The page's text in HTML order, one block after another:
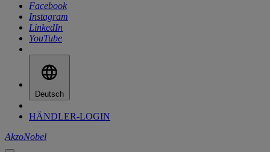
Facebook
Instagram
LinkedIn
YouTube
Deutsch
HÄNDLER-LOGIN
AkzoNobel